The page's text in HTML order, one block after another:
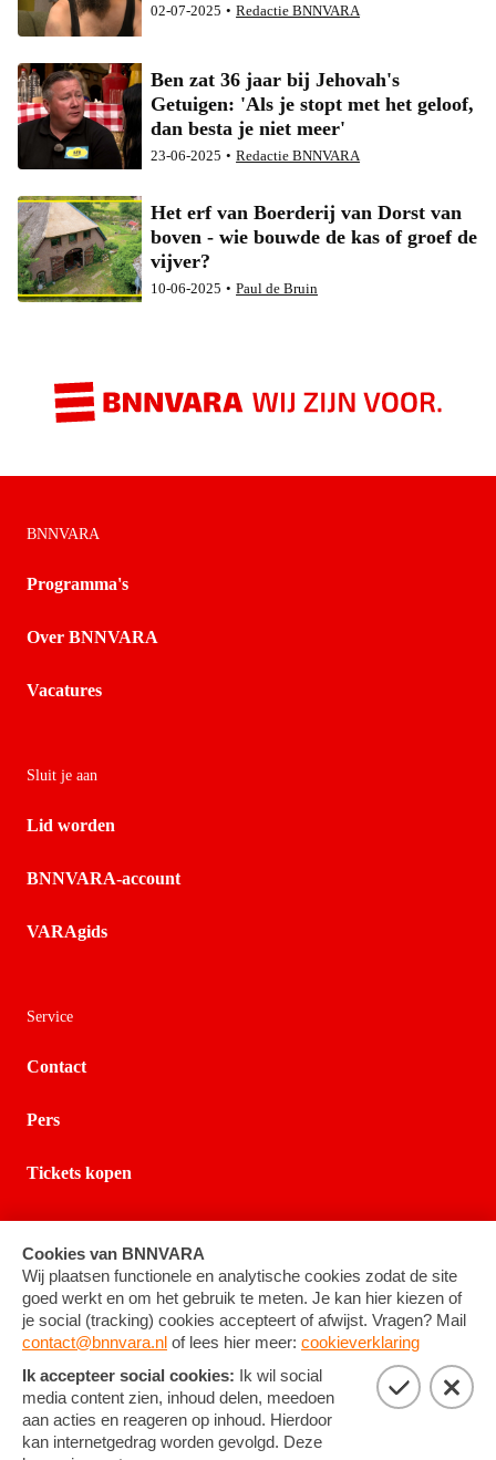
02-07-2025 • Redactie BNNVARA
Ben zat 36 jaar bij Jehovah's
Getuigen: 'Als je stopt met het geloof,
dan besta je niet meer'
23-06-2025 • Redactie BNNVARA
Het erf van Boerderij van Dorst van
boven - wie bouwde de kas of groef de
vijver?
10-06-2025 • Paul de Bruin
BNNVARA
Programma's
Over BNNVARA
Vacatures
Sluit je aan
Lid worden
BNNVARA-account
VARAgids
Service
Contact
Pers
Tickets kopen
Privacy Cookie-instellingen Algemene voorwaarden
©2026BNNVARA